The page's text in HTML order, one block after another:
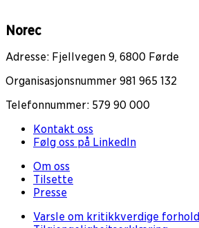
Norec
Adresse: Fjellvegen 9, 6800 Førde
Organisasjonsnummer 981 965 132
Telefonnummer: 579 90 000
Kontakt oss
Følg oss på LinkedIn
Om oss
Tilsette
Presse
Varsle om kritikkverdige forhold